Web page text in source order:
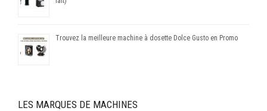
Trouvez la meilleure machine à dosette Dolce Gusto en Promo
LES MARQUES DE MACHINES